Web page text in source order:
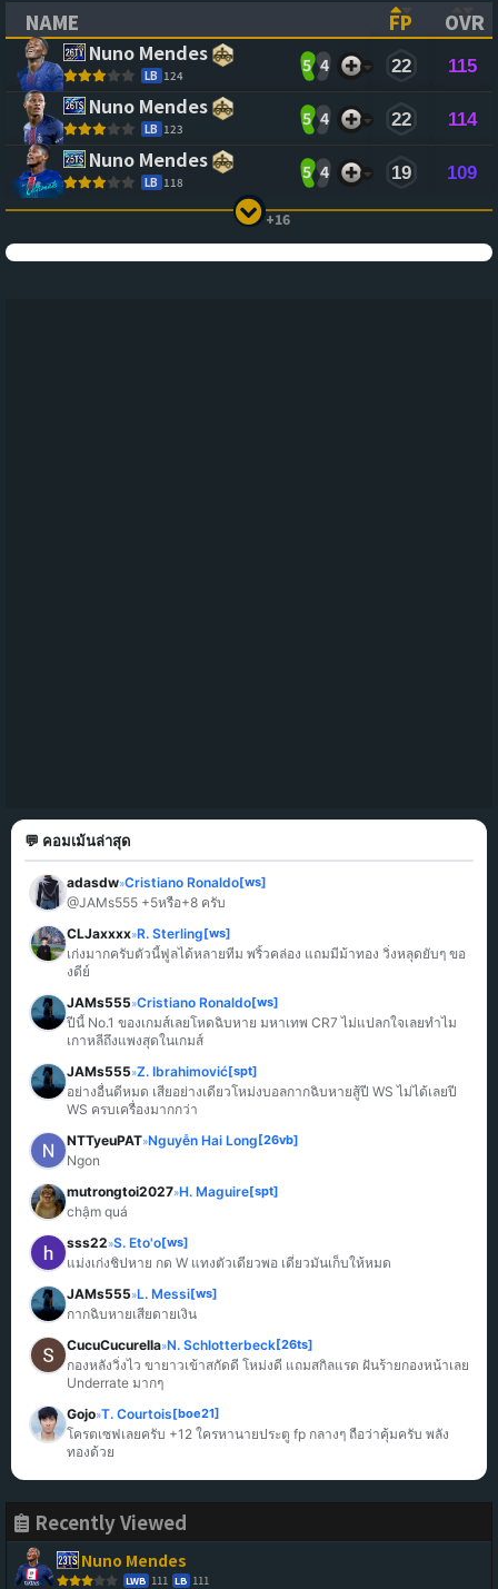
NAME
(CLICK TO SORT ASCENDING)
FP
OVR
Nuno Mendes
LB 124
5 4 22 115
Nuno Mendes
LB 123
5 4 22 114
Nuno Mendes
LB 118
5 4 19 109
+16
💬 คอมเม้นล่าสุด
adasdw»Cristiano Ronaldo[ws]
@JAMs555 +5หรือ+8 ครับ
CLJaxxxx»R. Sterling[ws]
เก่งมากครับตัวนี้ฟูลได้หลายทีม พริ้วคล่อง แถมมีม้าทอง วิ่งหลุดยับๆ ขอ
งดีย์
JAMs555»Cristiano Ronaldo[ws]
ปีนี้ No.1 ของเกมส์เลยโหดฉิบหาย มหาเทพ CR7 ไม่แปลกใจเลยทำไม
เกาหลีถึงแพงสุดในเกมส์
JAMs555»Z. Ibrahimović[spt]
อย่างอื่นดีหมด เสียอย่างเดียวโหม่งบอลกากฉิบหายสู้ปี WS ไม่ได้เลยปี
WS ครบเครื่องมากกว่า
NTTyeuPAT»Nguyễn Hai Long [26vb]
Ngon
mutrongtoi2027»H. Maguire[spt]
chậm quá
sss22»S. Eto'o[ws]
แม่งเก่งชิปหาย กด W แทงตัวเดียวพอ เดี๋ยวมันเก็บให้หมด
JAMs555»L. Messi[ws]
กากฉิบหายเสียดายเงิน
CucuCucurella»N. Schlotterbeck[26ts]
กองหลังวิ่งไว ขายาวเข้าสกัดดี โหม่งดี แถมสกิลแรด ฝันร้ายกองหน้าเลย
Underrate มากๆ
Gojo»T. Courtois[boe21]
โครตเซฟเลยครับ +12 ใครหานายประตู fp กลางๆ ถือว่าคุ้มครับ พลัง
ทองด้วย
Recently Viewed
Nuno Mendes
LWB 111 LB 111